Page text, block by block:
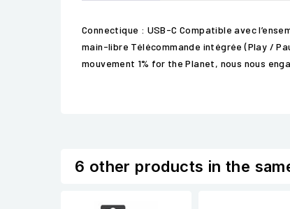
Connectique : USB-C Compatible avec
main-libre Télécommande intégrée (Play /
mouvement 1% for the Planet, nous nous
6 other products in the